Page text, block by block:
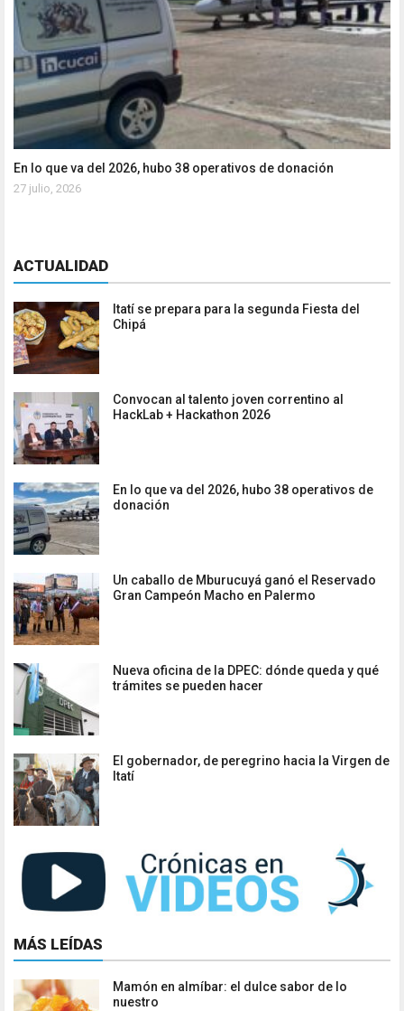
En lo que va del 2026, hubo 38 operativos de donación
27 julio, 2026
ACTUALIDAD
Itatí se prepara para la segunda Fiesta del
Chipá
Convocan al talento joven correntino al
HackLab + Hackathon 2026
En lo que va del 2026, hubo 38 operativos de
donación
Un caballo de Mburucuyá ganó el Reservado
Gran Campeón Macho en Palermo
Nueva oficina de la DPEC: dónde queda y qué
trámites se pueden hacer
El gobernador, de peregrino hacia la Virgen de
Itatí
MÁS LEÍDAS
Mamón en almíbar: el dulce sabor de lo
nuestro